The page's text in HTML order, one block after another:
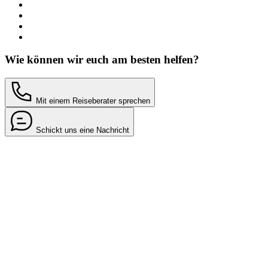
Wie können wir euch am besten helfen?
Mit einem Reiseberater sprechen
Schickt uns eine Nachricht